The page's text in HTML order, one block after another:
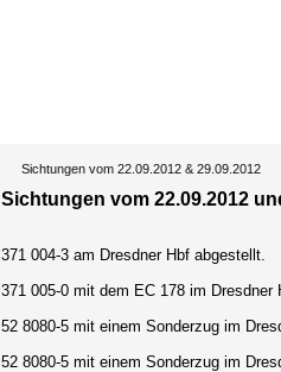
Sichtungen vom 22.09.2012 & 29.09.2012
Sichtungen vom 22.09.2012
371 004-3 am Dresdner Hbf abgestellt.
371 005-0 mit dem EC 178 im Dresdner
52 8080-5 mit einem Sonderzug im
52 8080-5 mit einem Sonderzug im